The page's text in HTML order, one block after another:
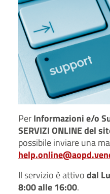
PerInformazioni e/o
SERVIZI ONLINE del
possibile inviare una
Il servizio è attivodal
8:00 alle 16:00.